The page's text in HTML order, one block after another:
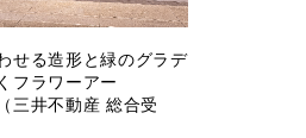
せる造形と緑のグラデ
フラワーアー
動産 総合受